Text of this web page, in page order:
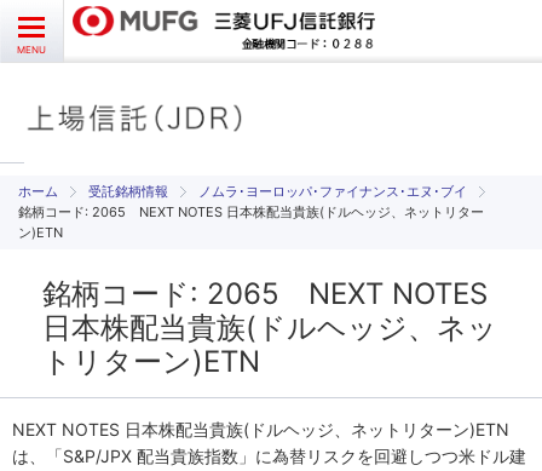
CLOSE
MENU
受託銘柄情報
ノムラ･ヨーロッパ･ファイナンス･エヌ･ブイ
銘柄コード: 2065 NEXT NOTES 日本株配当貴族(ドルヘッジ、ネットリター
ン)ETN
銘柄コード: 2065 NEXT NOTES
日本株配当貴族(ドルヘッジ、ネッ
トリターン)ETN
NEXT NOTES 日本株配当貴族(ドルヘッジ、ネットリターン)ETN
は、「S&P/JPX 配当貴族指数」に為替リスクを回避しつつ米ドル建
受益者様向け
発行者様向け
よくあるご質問
お問い合わせ English